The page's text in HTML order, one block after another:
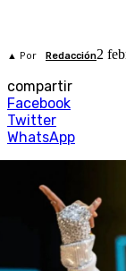
▲ Por Redacción2
compartir
Facebook
Twitter
WhatsApp